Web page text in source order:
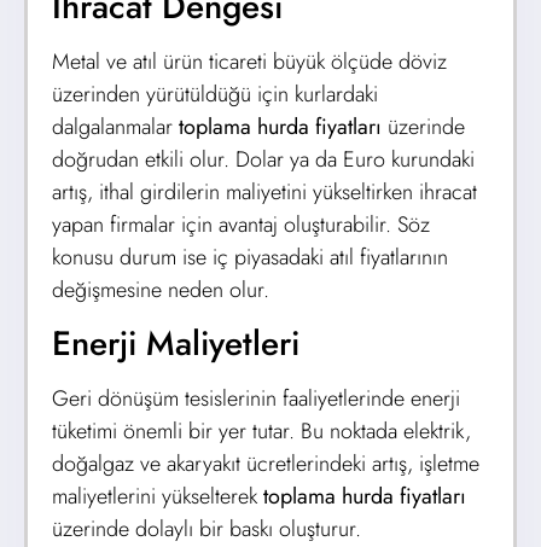
Metal ve atıl ürün ticareti büyük ölçüde döviz
üzerinden yürütüldüğü için kurlardaki
dalgalanmalartoplama hurda fiyatları üzerinde
doğrudan etkili olur. Dolar ya da Euro kurundaki
artış, ithal girdilerin maliyetini yükseltirken ihracat
yapan firmalar için avantaj oluşturabilir. Söz
konusu durum ise iç piyasadaki atıl fiyatlarının
değişmesine neden olur.
Enerji Maliyetleri
Geri dönüşüm tesislerinin faaliyetlerinde enerji
tüketimi önemli bir yer tutar. Bu noktada elektrik,
doğalgaz ve akaryakıt ücretlerindeki artış, işletme
maliyetlerini yükselterektoplama hurda fiyatları
üzerinde dolaylı bir baskı oluşturur.